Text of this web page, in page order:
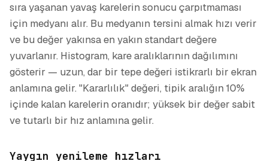
sıra yaşanan yavaş karelerin sonucu çarpıtmaması
için medyanı alır. Bu medyanın tersini almak hızı verir
ve bu değer yakınsa en yakın standart değere
yuvarlanır. Histogram, kare aralıklarının dağılımını
gösterir — uzun, dar bir tepe değeri istikrarlı bir ekran
anlamına gelir. "Kararlılık" değeri, tipik aralığın 10%
içinde kalan karelerin oranıdır; yüksek bir değer sabit
ve tutarlı bir hız anlamına gelir.
Yaygın yenileme hızları